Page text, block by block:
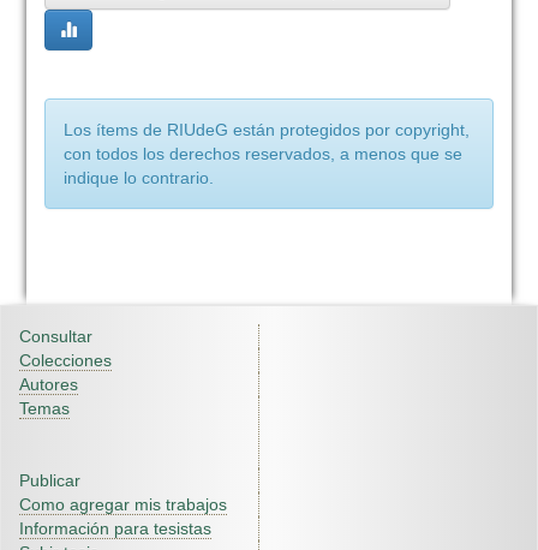
Los ítems de RIUdeG están protegidos por copyright,
con todos los derechos reservados, a menos que se
indique lo contrario.
Consultar
Colecciones
Autores
Temas
Publicar
Como agregar mis trabajos
Información para tesistas